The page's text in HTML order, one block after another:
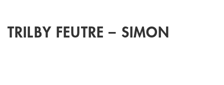
TRILBY FEUTRE – SIMON